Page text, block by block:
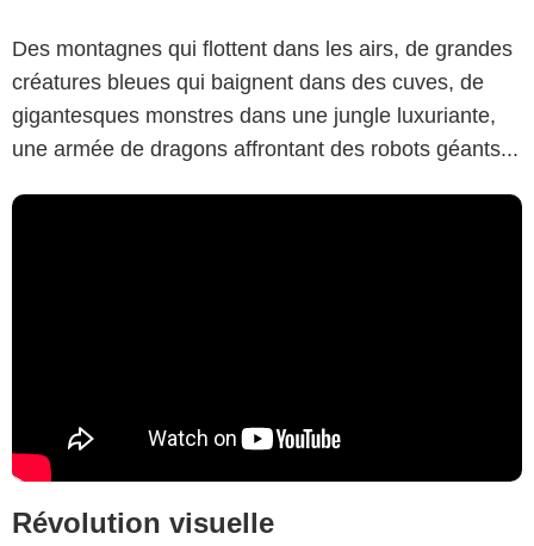
Des montagnes qui flottent dans les airs, de grandes
créatures bleues qui baignent dans des cuves, de
gigantesques monstres dans une jungle luxuriante,
une armée de dragons affrontant des robots géants...
Révolution visuelle